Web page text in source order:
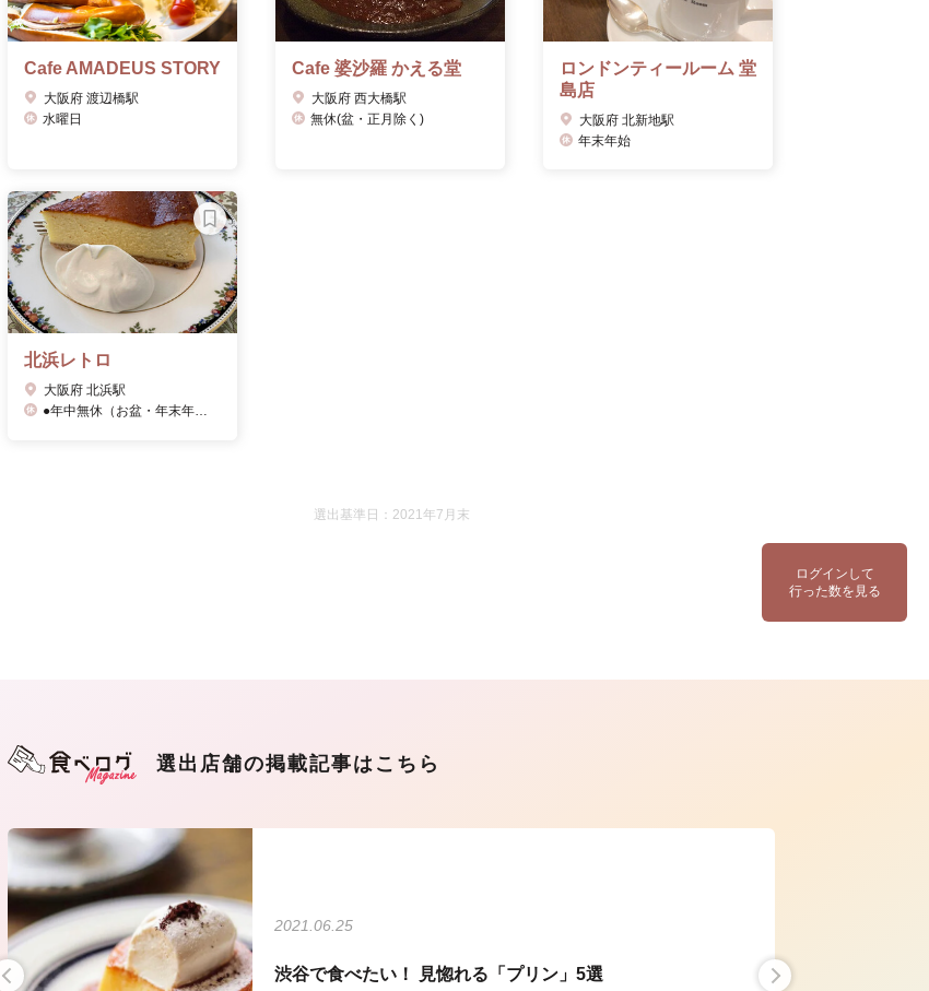
Cafe AMADEUS STORY
大阪府 渡辺橋駅
水曜日
Cafe 婆沙羅 かえる堂
大阪府 西大橋駅
無休(盆・正月除く)
ロンドンティールーム 堂
島店
大阪府 北新地駅
年末年始
北浜レトロ
大阪府 北浜駅
●年中無休（お盆・年末年始を除く）
選出基準日：2021年7月末
ログインして
行った数を見る
選出店舗の掲載記事はこちら
2021.06.25
渋谷で食べたい！ 見惚れる「プリン」5選